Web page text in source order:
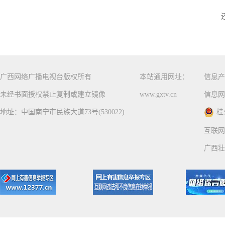
广西网络广播电视台版权所有
未经书面授权禁止复制或建立镜像
地址：中国南宁市民族大道73号(530022)
本站通用网址：
www.gxtv.cn
信息
信息
桂
互联
广西